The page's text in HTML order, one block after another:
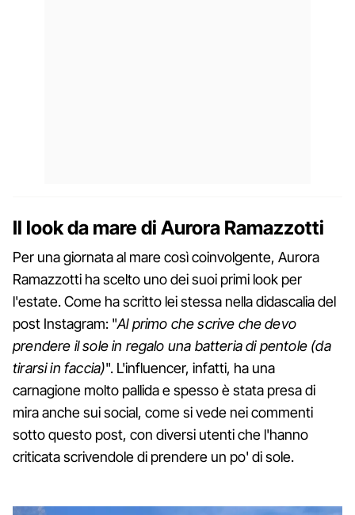
Il look da mare di Aurora Ramazzotti
Per una giornata al mare così coinvolgente, Aurora
Ramazzotti ha scelto uno dei suoi primi look per
l'estate. Come ha scritto lei stessa nella didascalia del
post Instagram: "Al primo che scrive che devo
prendere il sole in regalo una batteria di pentole (da
tirarsi in faccia)". L'influencer, infatti, ha una
carnagione molto pallida e spesso è stata presa di
mira anche sui social, come si vede nei commenti
sotto questo post, con diversi utenti che l'hanno
criticata scrivendole di prendere un po' di sole.